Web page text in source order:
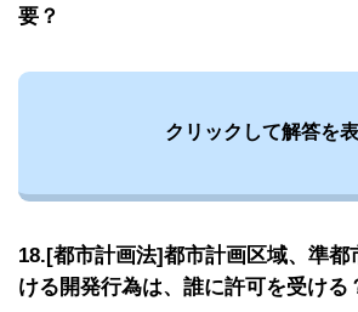
要？
クリックして解答を
18.[都市計画法]都市計画区域、準都
ける開発行為は、誰に許可を受ける